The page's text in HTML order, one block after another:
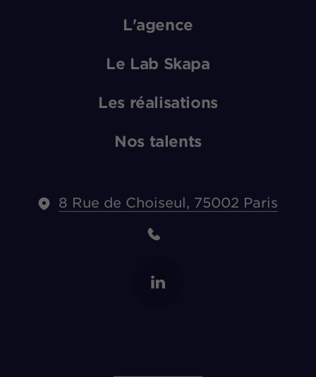
L'agence
Le Lab Skapa
Les réalisations
Nos talents
8 Rue de Choiseul, 75002 Paris